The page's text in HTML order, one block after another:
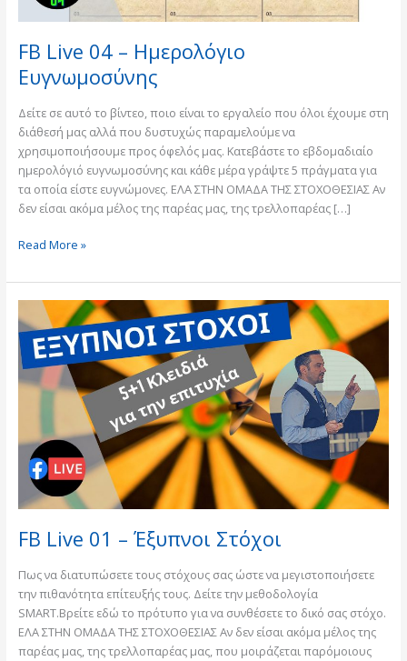
FB Live 04 – Ημερολόγιο
Ευγνωμοσύνης
Δείτε σε αυτό το βίντεο, ποιο είναι το εργαλείο που όλοι έχουμε στη
διάθεσή μας αλλά που δυστυχώς παραμελούμε να
χρησιμοποιήσουμε προς όφελός μας. Κατεβάστε το εβδομαδιαίο
ημερολόγιό ευγνωμοσύνης και κάθε μέρα γράψτε 5 πράγματα για
τα οποία είστε ευγνώμονες. ΕΛΑ ΣΤΗΝ ΟΜΑΔΑ ΤΗΣ ΣΤΟΧΟΘΕΣΙΑΣ Αν
δεν είσαι ακόμα μέλος της παρέας μας, της τρελλοπαρέας […]
Read More »
FB Live 01 – Έξυπνοι Στόχοι
Πως να διατυπώσετε τους στόχους σας ώστε να μεγιστοποιήσετε
την πιθανότητα επίτευξής τους. Δείτε την μεθοδολογία
SMART.Βρείτε εδώ το πρότυπο για να συνθέσετε το δικό σας στόχο.
ΕΛΑ ΣΤΗΝ ΟΜΑΔΑ ΤΗΣ ΣΤΟΧΟΘΕΣΙΑΣ Αν δεν είσαι ακόμα μέλος της
παρέας μας, της τρελλοπαρέας μας, που μοιράζεται παρόμοιους
Live
01
–
Έξυπνοι